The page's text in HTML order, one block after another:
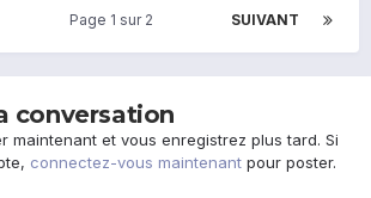
SUIVANT
Page 1 sur 2
conversation
maintenant et vous enregistrez plus tard. Si
connectez-vous maintenant pour poster.